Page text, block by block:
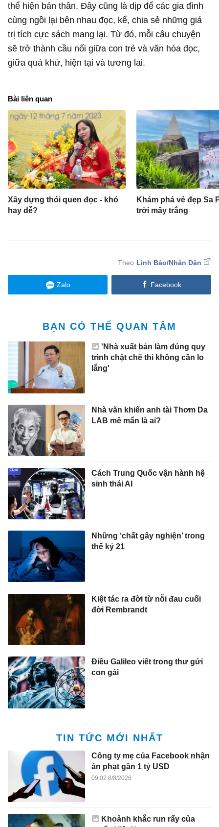
thể hiện bản thân. Đây cũng là dịp để các gia đình
cùng ngồi lại bên nhau đọc, kể, chia sẻ những giá
trị tích cực sách mang lại. Từ đó, mỗi câu chuyện
sẽ trở thành cầu nối giữa con trẻ và văn hóa đọc,
giữa quá khứ, hiện tại và tương lai.
Bài liên quan
Xây dựng thói quen đọc - khó
hay dễ?
Khám phá vẻ đẹp Sa
trời mây trắng
Linh Bảo/Nhân Dân
Zalo Facebook
BẠN CÓ THỂ QUAN TÂM
'Nhà xuất bản làm đúng quy
trình chặt chẽ thì không cần lo
lắng'
Nhà văn khiến anh tài Thơm Da
LAB mê mẩn là ai?
Cách Trung Quốc vận hành hệ
sinh thái AI
Những ‘chất gây nghiện’ trong
thế kỷ 21
Kiệt tác ra đời từ nỗi đau cuối
đời Rembrandt
Điều Galileo viết trong thư gửi
con gái
TIN TỨC MỚI NHẤT
Công ty mẹ của Facebook nhận
án phạt gần 1 tỷ USD
09:02 8/8/2026
Khoảnh khắc run rẩy của